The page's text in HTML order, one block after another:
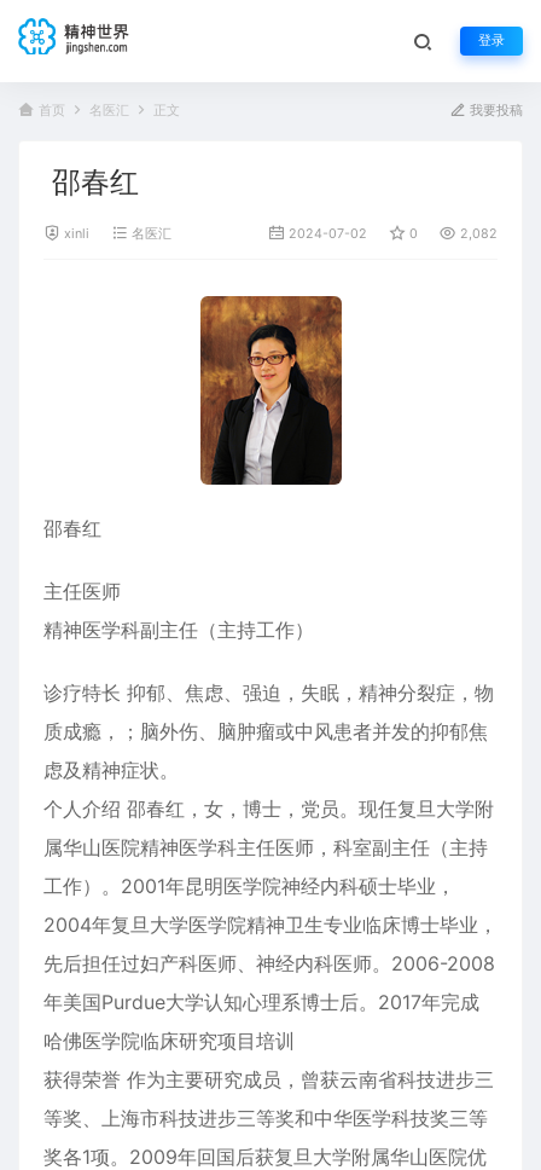
登录
首页 名医汇 正文 我要投稿
邵春红
xinli 名医汇 2024-07-02 0 2,082
邵春红
主任医师
精神医学科副主任（主持工作）
诊疗特长 抑郁、焦虑、强迫，失眠，精神分裂症，物
质成瘾，；脑外伤、脑肿瘤或中风患者并发的抑郁焦
虑及精神症状。
个人介绍 邵春红，女，博士，党员。现任复旦大学附
属华山医院精神医学科主任医师，科室副主任（主持
工作）。2001年昆明医学院神经内科硕士毕业，
2004年复旦大学医学院精神卫生专业临床博士毕业，
先后担任过妇产科医师、神经内科医师。2006-2008
年美国Purdue大学认知心理系博士后。2017年完成
哈佛医学院临床研究项目培训
获得荣誉 作为主要研究成员，曾获云南省科技进步三
等奖、上海市科技进步三等奖和中华医学科技奖三等
奖各1项。2009年回国后获复旦大学附属华山医院优